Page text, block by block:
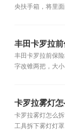
央扶手箱，将里
丰田卡罗拉
保险杠怎么
丰田卡罗拉前保
字改锥两把，大小
卡罗拉雾灯
法
卡罗拉雾灯怎么
工具拆下雾灯灯罩